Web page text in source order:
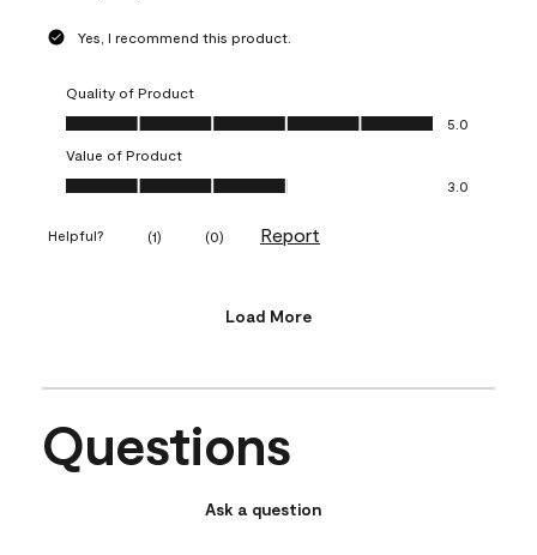
Yes, I recommend this product.
Quality of Product
Quality of Product, 5.0 out of 5
5.0
Value of Product
Value of Product, 3.0 out of 5
3.0
Helpful? (1) (0) Report
Load More
Questions
Ask a question